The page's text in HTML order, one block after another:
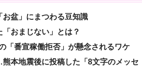
盆」にまつわる豆知識
おまじない」とは？
「番宣稼働拒否」が懸念されるワケ
本地震後に投稿した「8文字のメッセ